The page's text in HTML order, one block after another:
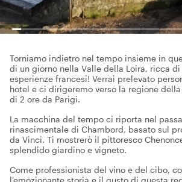
Torniamo indietro nel tempo insieme in
di un giorno nella Valle della Loira, ricca
esperienze francesi! Verrai prelevato
hotel e ci dirigeremo verso la regione della
di 2 ore da Parigi.
La macchina del tempo ci riporta nel
rinascimentale di Chambord, basato sul
da Vinci. Ti mostrerò il pittoresco
splendido giardino e vigneto.
Come professionista del vino e del cibo,
l'emozionante storia e il gusto di questa